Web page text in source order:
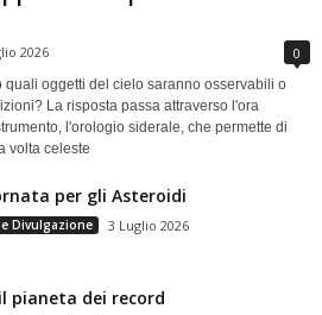
2026 0
oggetti del cielo saranno osservabili o
La risposta passa attraverso l'ora
l'orologio siderale, che permette di
volta celeste
per gli Asteroidi
Divulgazione 3 Luglio 2026
pianeta dei record